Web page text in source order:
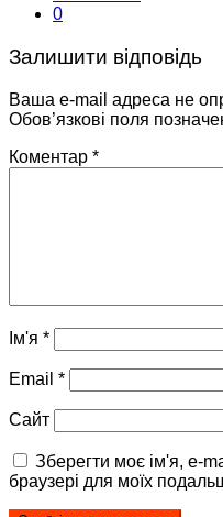
0
Залишити відповідь
Ваша e-mail адреса не
Обов’язкові поля
Коментар *
Ім'я *
Email *
Сайт
Зберегти моє ім'я, e-
браузері для моїх